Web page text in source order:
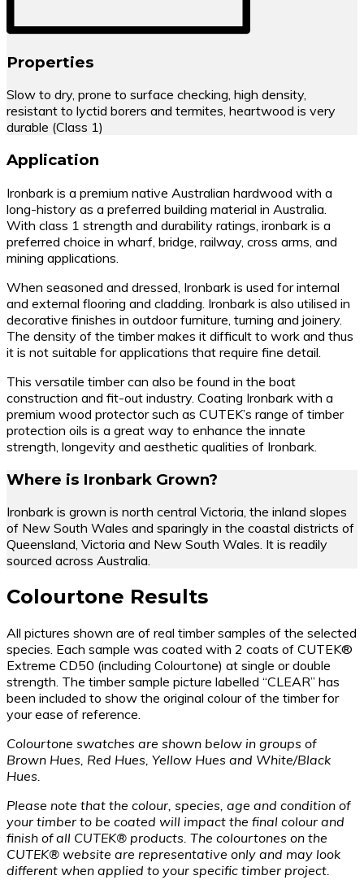
Properties
Slow to dry, prone to surface checking, high density,
resistant to lyctid borers and termites, heartwood is very
durable (Class 1)
Application
Ironbark is a premium native Australian hardwood with a
long-history as a preferred building material in Australia.
With class 1 strength and durability ratings, ironbark is a
preferred choice in wharf, bridge, railway, cross arms, and
mining applications.
When seasoned and dressed, Ironbark is used for internal
and external flooring and cladding. Ironbark is also utilised in
decorative finishes in outdoor furniture, turning and joinery.
The density of the timber makes it difficult to work and thus
it is not suitable for applications that require fine detail.
This versatile timber can also be found in the boat
construction and fit-out industry. Coating Ironbark with a
premium wood protector such as CUTEK’s range of timber
protection oils is a great way to enhance the innate
strength, longevity and aesthetic qualities of Ironbark.
Where is Ironbark Grown?
Ironbark is grown is north central Victoria, the inland slopes
of New South Wales and sparingly in the coastal districts of
Queensland, Victoria and New South Wales. It is readily
sourced across Australia.
Colourtone Results
All pictures shown are of real timber samples of the selected
species. Each sample was coated with 2 coats of CUTEK®
Extreme CD50 (including Colourtone) at single or double
strength. The timber sample picture labelled “CLEAR” has
been included to show the original colour of the timber for
your ease of reference.
Colourtone swatches are shown below in groups of
Brown Hues, Red Hues, Yellow Hues and White/Black
Hues.
Please note that the colour, species, age and condition of
your timber to be coated will impact the final colour and
finish of all CUTEK® products. The colourtones on the
CUTEK® website are representative only and may look
different when applied to your specific timber project.